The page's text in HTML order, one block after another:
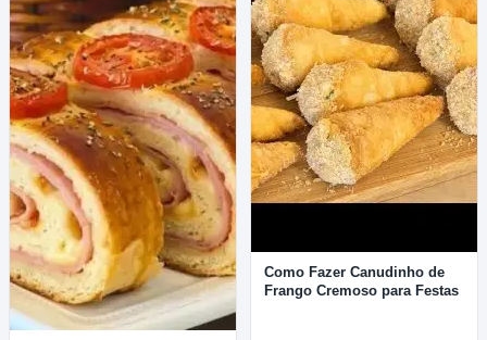
Como Fazer Canudinho de
Frango Cremoso para Festas